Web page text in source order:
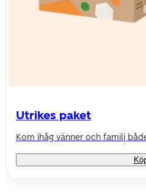
Utrikes paket
Kom ihåg vänner och familj